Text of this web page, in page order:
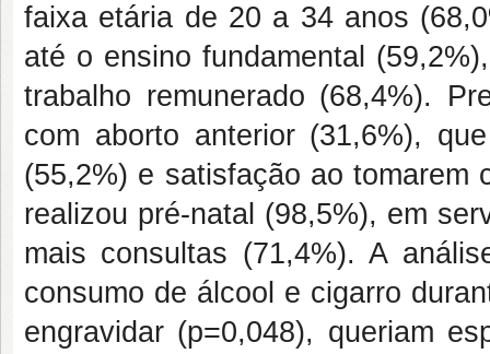
faixa etária de 20 a 34 anos
até o ensino fundamental
trabalho remunerado (68,4%).
com aborto anterior (31,6%),
(55,2%) e satisfação ao tomarem
realizou pré-natal (98,5%), em
mais consultas (71,4%). A
consumo de álcool e cigarro
engravidar (p=0,048), queriam